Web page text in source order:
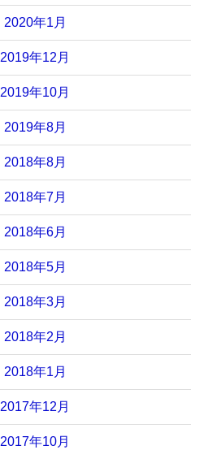
2020年1月
2019年12月
2019年10月
2019年8月
2018年8月
2018年7月
2018年6月
2018年5月
2018年3月
2018年2月
2018年1月
2017年12月
2017年10月